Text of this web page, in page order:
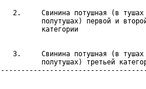
2.     Свинина потушная (в
полутушах) первой и
3.     Свинина потушная (в
полутушах) третьей